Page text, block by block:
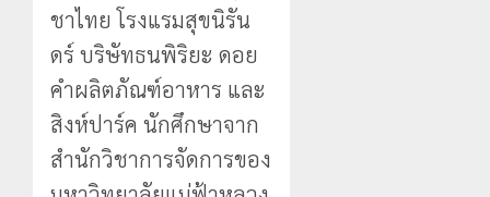
ชาไทย โรงแรมสุขนิรัน
ดร์ บริษัทธนพิริยะ ดอย
คำผลิตภัณฑ์อาหาร และ
สิงห์ปาร์ค นักศึกษาจาก
สำนักวิชาการจัดการของ